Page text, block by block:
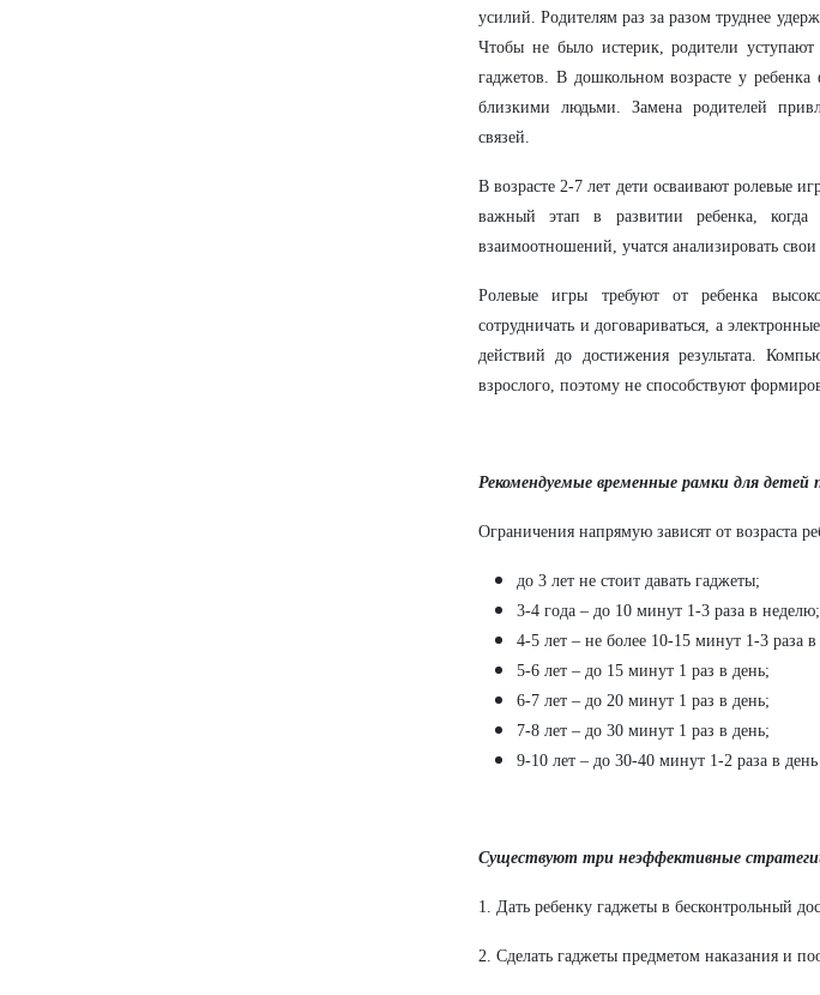
усилий. Родителям раз за разом труднее
Чтобы не было истерик, родители уступают
гаджетов. В дошкольном возрасте у
близкими людьми. Замена родителей
связей.
В возрасте 2-7 лет дети осваивают ролевые
важный этап в развитии ребенка, когда
взаимоотношений, учатся анализировать
Ролевые игры требуют от ребенка
сотрудничать и договариваться, а
действий до достижения результата.
взрослого, поэтому не способствуют
Рекомендуемые временные рамки для детей
Ограничения напрямую зависят от возраста
до 3 лет не стоит давать гаджеты;
3-4 года – до 10 минут 1-3 раза в неделю;
4-5 лет – не более 10-15 минут 1-3 раза
5-6 лет – до 15 минут 1 раз в день;
6-7 лет – до 20 минут 1 раз в день;
7-8 лет – до 30 минут 1 раз в день;
9-10 лет – до 30-40 минут 1-2 раза в день
Существуют три неэффективные
1. Дать ребенку гаджеты в бесконтрольный
2. Сделать гаджеты предметом наказания и